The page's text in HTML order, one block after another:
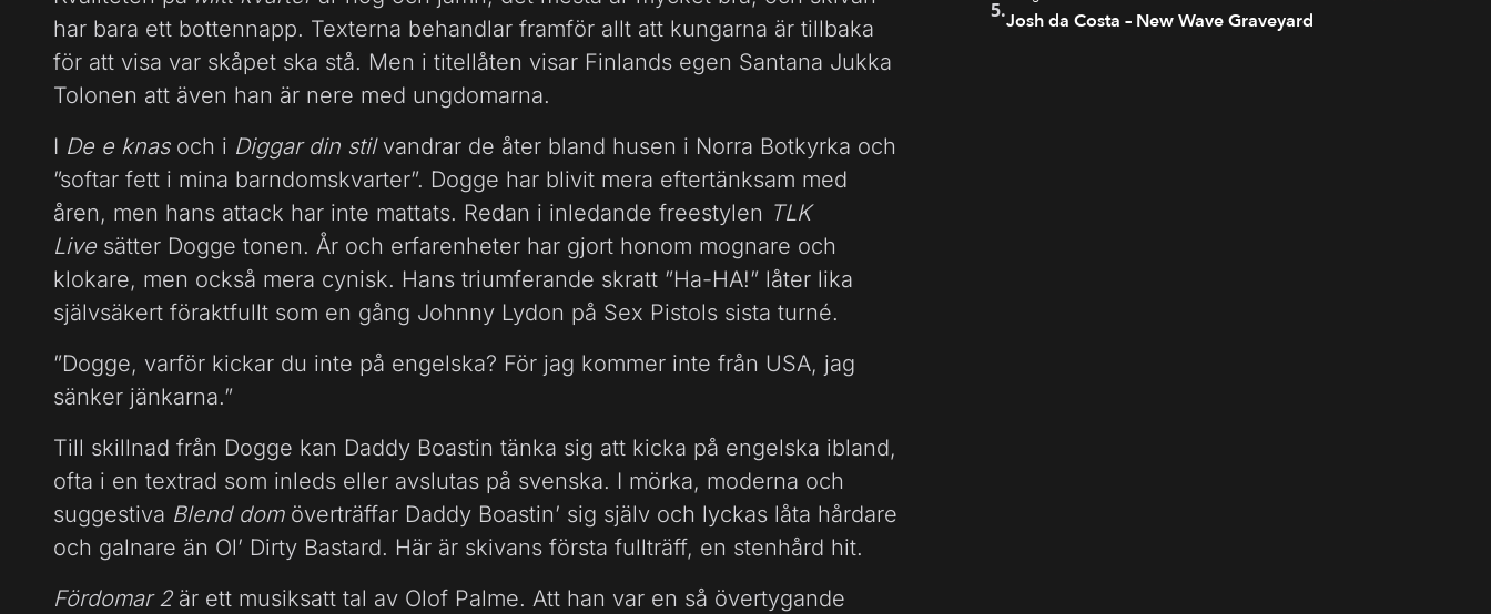
har bara ett bottennapp. Texterna behandlar framför allt att kungarna är tillbaka
för att visa var skåpet ska stå. Men i titellåten visar Finlands egen Santana Jukka
Tolonen att även han är nere med ungdomarna.
I De e knasoch i Diggar din stilvandrar de åter bland husen i Norra Botkyrka och
”softar fett i mina barndomskvarter”. Dogge har blivit mera eftertänksam med
åren, men hans attack har inte mattats. Redan i inledande freestylen TLK
Livesätter Dogge tonen. År och erfarenheter har gjort honom mognare och
klokare, men också mera cynisk. Hans triumferande skratt ”Ha-HA!” låter lika
självsäkert föraktfullt som en gång Johnny Lydon på Sex Pistols sista turné.
”Dogge, varför kickar du inte på engelska? För jag kommer inte från USA, jag
sänker jänkarna.”
Till skillnad från Dogge kan Daddy Boastin tänka sig att kicka på engelska ibland,
ofta i en textrad som inleds eller avslutas på svenska. I mörka, moderna och
suggestiva Blend domöverträffar Daddy Boastin’ sig själv och lyckas låta hårdare
och galnare än Ol’ Dirty Bastard. Här är skivans första fullträff, en stenhård hit.
Fördomar 2är ett musiksatt tal av Olof Palme. Att han var en så övertygande
5. 3 av 6 i betyg
Josh da Costa – New Wave Graveyard